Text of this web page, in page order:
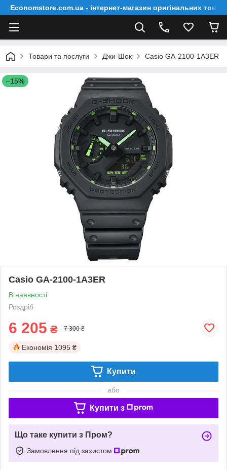
Economstore.com.ua - інтернет-магазин оригінальних
Товари та послуги Джи-Шок Casio GA-2100-1A3ER
–15%
Casio GA-2100-1A3ER
В наявності
Роздріб
6 205 ₴ 7 300 ₴
Економія 1095 ₴
Купити
або
Купити з
Що таке купити з Пром?
Замовлення під захистом